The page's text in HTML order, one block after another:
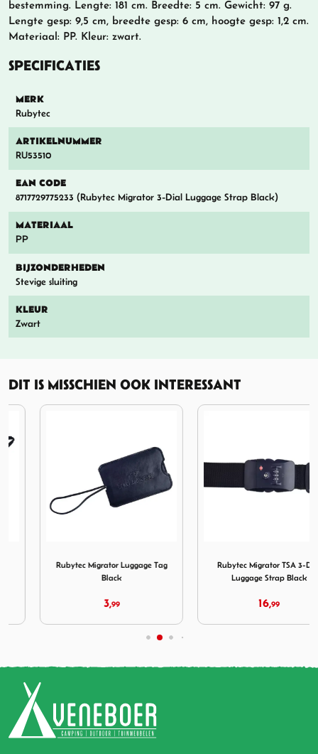
bestemming. Lengte: 181 cm. Breedte: 5 cm. Gewicht: 97 g.
Lengte gesp: 9,5 cm, breedte gesp: 6 cm, hoogte gesp: 1,2 cm.
Materiaal: PP. Kleur: zwart.
SPECIFICATIES
MERK
Rubytec
ARTIKELNUMMER
RU53510
EAN CODE
8717729775233 (Rubytec Migrator 3-Dial Luggage Strap Black)
MATERIAAL
PP
BIJZONDERHEDEN
Stevige sluiting
KLEUR
Zwart
DIT IS MISSCHIEN OOK INTERESSANT
Rubytec Migrator Luggage Tag
Rubytec Migrator TSA 3-Dial
Luggage Strap Black